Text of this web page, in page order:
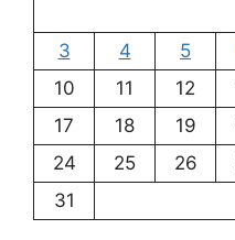
3
4 5
10
11 12
17
18 19
24
25 26
31